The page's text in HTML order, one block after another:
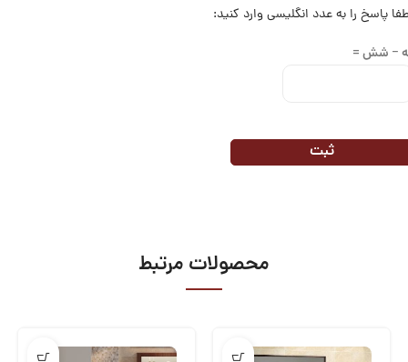
پاسخ را به عدد انگلیسی وارد کنید:
− شش =
محصولات مرتبط